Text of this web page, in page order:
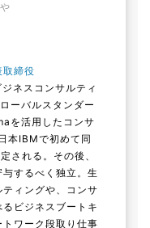
取締役
ネスコンサルティ
ーバルスタンダー
を活用したコンサ
本IBMで初めて同
される。その後、
するべく独立。生
ィングや、コンサ
ビジネスブートキ
ワーク段取り仕事